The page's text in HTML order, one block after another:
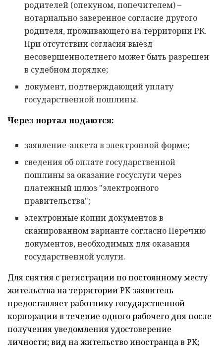
родителей (опекуном, попечителем) –
нотариально заверенное согласие другого
родителя, проживающего на территории РК.
При отсутствии согласия выезд
несовершеннолетнего может быть разрешен
в судебном порядке;
документ, подтверждающий уплату
государственной пошлины.
Через портал подаются:
заявление-анкета в электронной форме;
сведения об оплате государственной
пошлины за оказание госуслуги через
платежный шлюз "электронного
правительства";
электронные копии документов в
сканированном варианте согласно Перечню
документов, необходимых для оказания
государственной услуги.
Для снятия с регистрации по постоянному месту
жительства на территории РК заявитель
предоставляет работнику государственной
корпорации в течение одного рабочего дня после
получения уведомления удостоверение
личности; вид на жительство иностранца в РК;